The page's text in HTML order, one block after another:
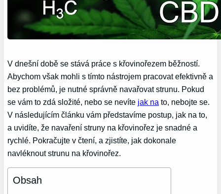
V dnešní době se stává práce s křovinořezem běžností.
Abychom však mohli s tímto nástrojem pracovat efektivně a
bez problémů, je nutné správně navařovat strunu. Pokud
se vám to zdá složité, nebo se nevíte jak na to, nebojte se.
V následujícím článku vám představíme postup, jak na to,
a uvidíte, že navaření struny na křovinořez je snadné a
rychlé. Pokračujte v čtení, a zjistíte, jak dokonale
navléknout strunu na křovinořez.
Obsah